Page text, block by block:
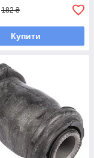
182 ₴
Купити